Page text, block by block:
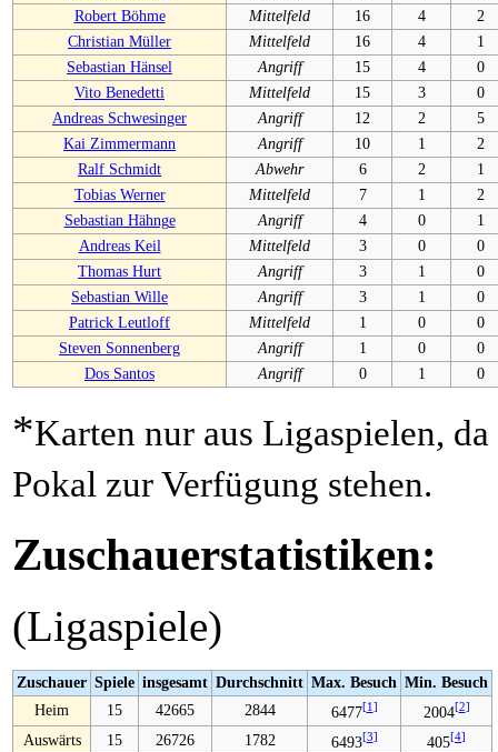
Robert Böhme
Mittelfeld 16 4
2
Christian Müller
Mittelfeld 16 4
1
Sebastian Hänsel
Angriff 15 4
0
Vito Benedetti
Mittelfeld 15 3
0
Andreas Schwesinger
Angriff 12 2
5
Kai Zimmermann
Angriff 10 1
2
Ralf Schmidt
Abwehr 6 2
1
Tobias Werner
Mittelfeld 7 1
2
Sebastian Hähnge
Angriff 4 0
1
Andreas Keil
Mittelfeld 3 0
0
Thomas Hurt
Angriff 3 1
0
Sebastian Wille
Angriff 3 1
0
Patrick Leutloff
Mittelfeld 1 0
0
Steven Sonnenberg
Angriff 1 0
0
Dos Santos
Angriff 0 1 0
*Karten nur aus Ligaspielen,
Pokal zur Verfügung stehen.
Zuschauerstatistiken:
(Ligaspiele)
Zuschauer Spiele insgesamt Durchschnitt Max. Besuch Min. Besuch
Heim
15 42665 2844 6477[1 ] 2004[2]
Auswärts 15 26726 1782 6493[3] 405[4]